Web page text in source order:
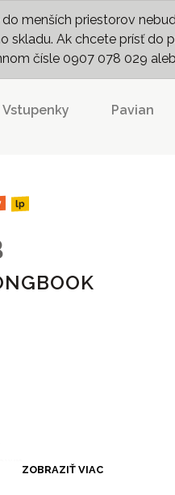
menších priestorov
Ak chcete prísť do
čísle 0907 078 029
Vstupenky Pavian
lp
ZOBRAZIŤ VIAC